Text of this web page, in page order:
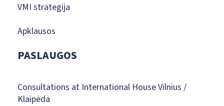
VMI strategija
Apklausos
PASLAUGOS
Consultations at International House Vilnius /
Klaipėda